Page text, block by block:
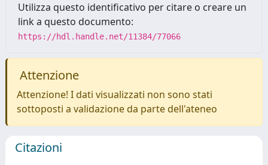
Utilizza questo identificativo per citare o creare un
link a questo documento:
https://hdl.handle.net/11384/77066
Attenzione
Attenzione! I dati visualizzati non sono stati
sottoposti a validazione da parte dell'ateneo
Citazioni